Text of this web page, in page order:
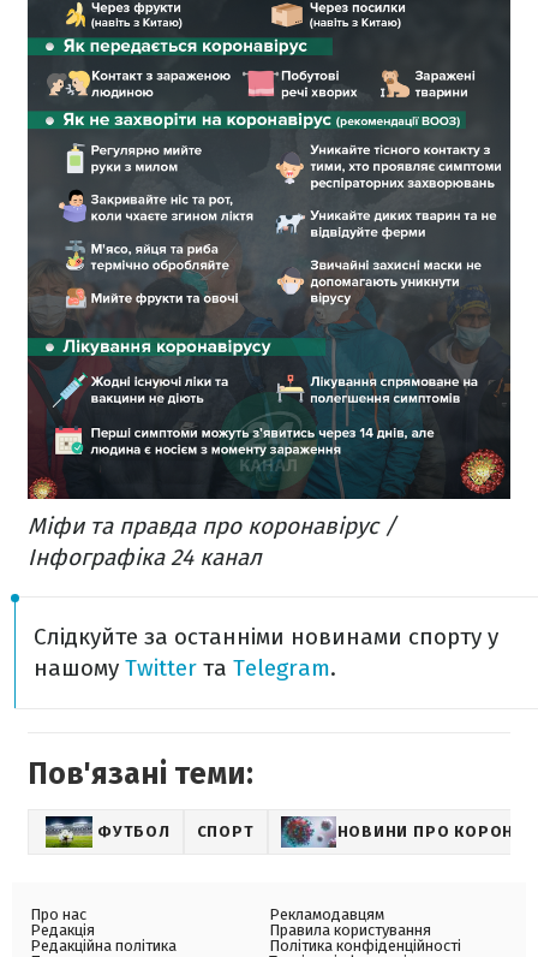
Міфи та правда про коронавірус /
Інфографіка 24 канал
Слідкуйте за останніми новинами спорту у
нашому Twitter та Telegram.
Пов'язані теми:
ФУТБОЛ СПОРТ НОВИНИ ПРО
Про нас
Редакція
Редакційна політика
Рекламодавцям
Правила користування
Політика конфіденційності